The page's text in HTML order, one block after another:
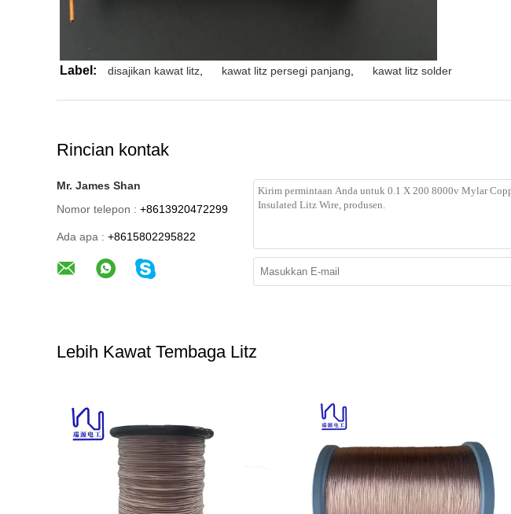
Label: disajikan kawat litz kawat litz persegi panjang kawat litz solder
Rincian kontak
Mr. James Shan
Nomor telepon : +8613920472299
Ada apa : +8615802295822
Lebih Kawat Tembaga Litz